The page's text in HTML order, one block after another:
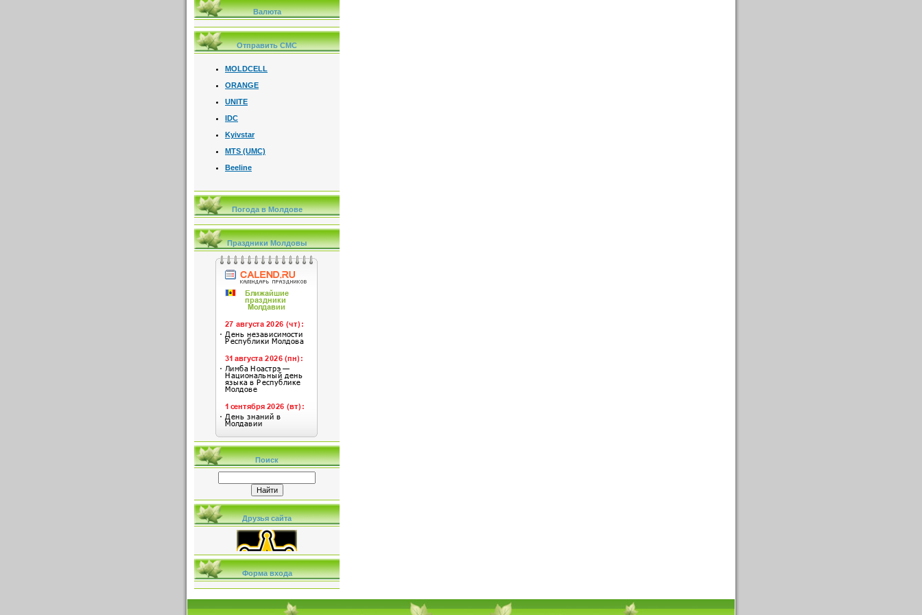
Валюта
Отправить СМС
MOLDCELL
ORANGE
UNITE
IDC
Kyivstar
MTS (UMC)
Beeline
Погода в Молдове
Праздники Молдовы
Поиск
Друзья сайта
Форма входа